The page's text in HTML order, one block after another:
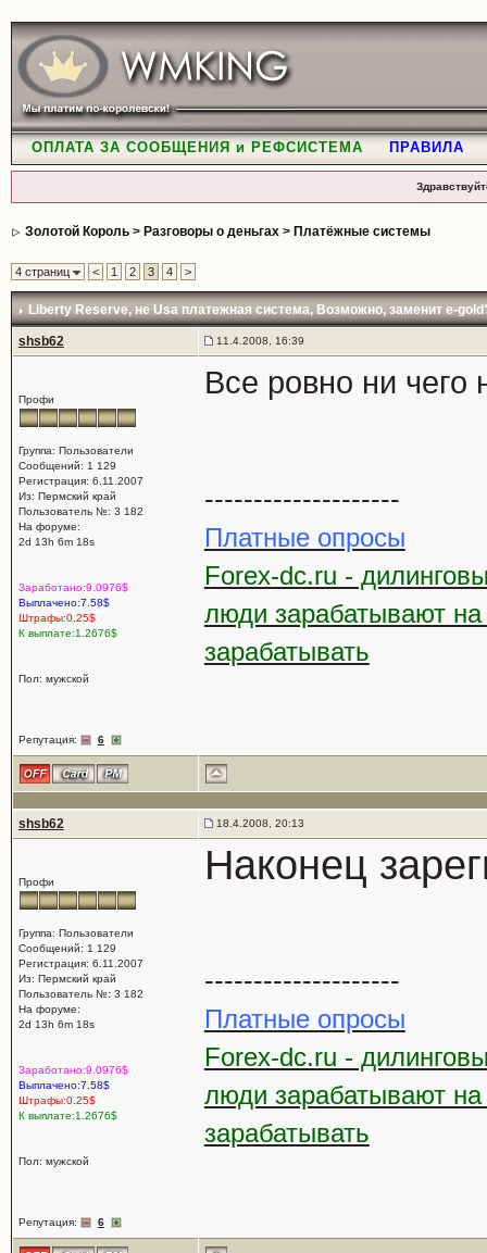
ОПЛАТА ЗА СООБЩЕНИЯ и РЕФСИСТЕМА ПРАВИЛА
Золотой Король> Разговоры о деньгах> Платёжные системы
4 страниц < 1 2 3 4 >
Liberty Reserve, не Usa платежная система, Возможно, заменит e-
shsb62 11.4.2008, 16:39
Профи
Группа: Пользователи
Сообщений: 1 129
Регистрация: 6.11.2007
Из: Пермский край
Пользователь №: 3 182
На форуме:
2d 13h 6m 18s
Заработано:9.0976$
Выплачено:7.58$
Штрафы:0.25$
К выплате:1.2676$
Пол: мужской
Репутация: 6
Все ровно ни чего
--------------------
Платные опросы
Forex-dc.ru -
люди зарабатывают
зарабатывать
shsb62 18.4.2008, 20:13
Профи
Группа: Пользователи
Сообщений: 1 129
Регистрация: 6.11.2007
Из: Пермский край
Пользователь №: 3 182
На форуме:
2d 13h 6m 18s
Заработано:9.0976$
Выплачено:7.58$
Штрафы:0.25$
К выплате:1.2676$
Пол: мужской
Репутация: 6
Наконец
--------------------
Платные опросы
Forex-dc.ru -
люди зарабатывают
зарабатывать